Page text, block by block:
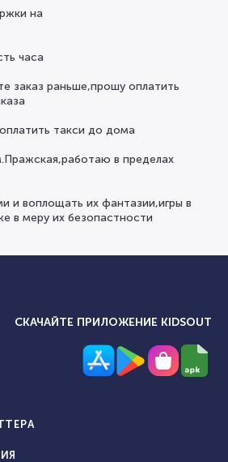
на
часа
заказ раньше,прошу оплатить
такси до дома
в пределах
и воплощать их фантазии,игры в
в меру их безопастности
СКАЧАЙТЕ ПРИЛОЖЕНИЕ KIDSOUT